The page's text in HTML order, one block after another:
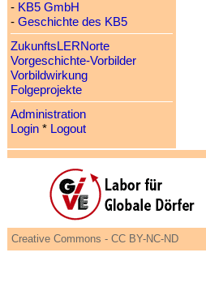
- KB5 GmbH
- Geschichte des KB5
ZukunftsLERNorte
Vorgeschichte-Vorbilder
Vorbildwirkung
Folgeprojekte
Administration
Login* Logout
Creative Commons - CC BY-NC-ND